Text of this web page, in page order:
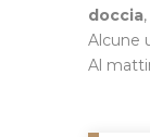
doccia
Alcune
Al